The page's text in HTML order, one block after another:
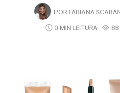
POR FABIANA
0 MIN LEITURA